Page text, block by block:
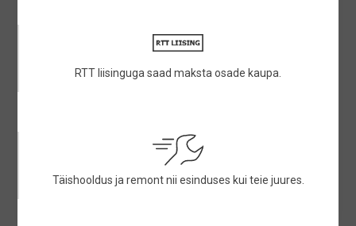
RTT liisinguga saad maksta osade kaupa.
Täishooldus ja remont nii esinduses kui teie juures.